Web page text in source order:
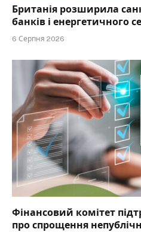
Британія розширила
банків і енергетичного
6 Серпня 2026
Фінансовий комітет
про спрощення